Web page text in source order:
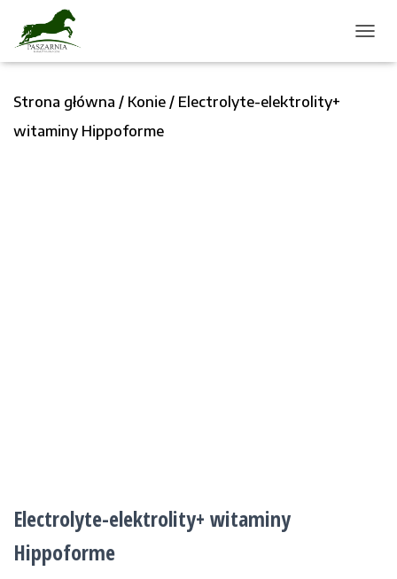
R
Strona główna / Konie / Electrolyte-elektrolity+
witaminy Hippoforme
Electrolyte-elektrolity+ witaminy
Hippoforme